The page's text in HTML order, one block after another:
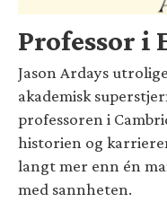
Professor i
Jason Ardays
akademisk
professoren i
historien og
langt mer enn én
med sannheten.